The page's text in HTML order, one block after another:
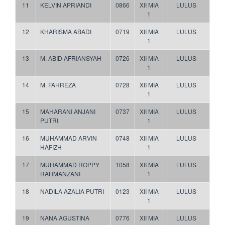
11 KELVIN APRIANDI 0866
XII MIA
1
LULUS
12 KHARISMA ABADI 0719
XII MIA
1
LULUS
13 M. ABID AFRIANSYAH 0726
XII MIA
1
LULUS
14 M. FAHREZA 0728
XII MIA
1
LULUS
15
MAHARANI ANJANI
PUTRI
0737
XII MIA
1
LULUS
16
MUHAMMAD ARVIN
HAFIZH
0748
XII MIA
1
LULUS
17
MUHAMMAD ROPPY
RAHMANZANI
1058
XII MIA
1
LULUS
18 NADILA AZALIA PUTRI 0123
XII MIA
1
LULUS
19 NANA AGUSTINA 0776
XII MIA
LULUS